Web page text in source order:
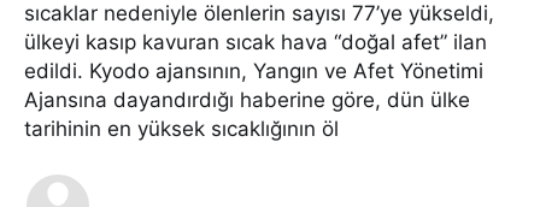
sıcaklar nedeniyle ölenlerin sayısı 77’ye yükseldi,
ülkeyi kasıp kavuran sıcak hava “doğal afet” ilan
edildi. Kyodo ajansının, Yangın ve Afet Yönetimi
Ajansına dayandırdığı haberine göre, dün ülke
tarihinin en yüksek sıcaklığının öl